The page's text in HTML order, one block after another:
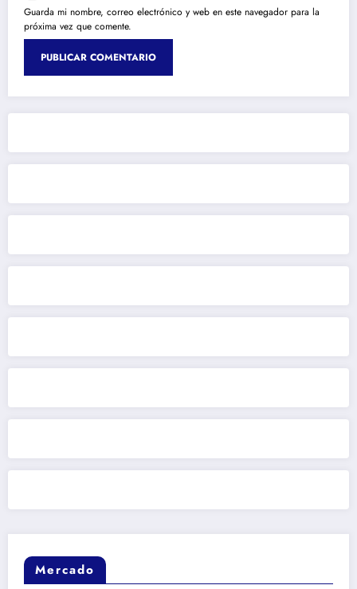
Guarda mi nombre, correo electrónico y web en este navegador para la
próxima vez que comente.
Mercado